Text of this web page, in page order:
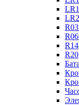
R14
R20